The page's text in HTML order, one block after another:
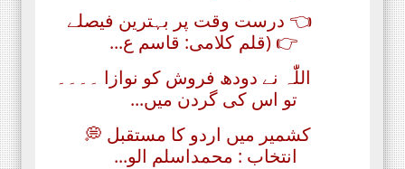
👈 درست وقت پر بہترین فیصلے
👉 (قلم کلامی: قاسم ع...
اللّٰہ نے دودھ فروش کو نوازا ۔۔۔۔
تو اس کی گردن میں...
کشمیر میں اردو کا مستقبل 💭
انتخاب : محمداسلم الو...